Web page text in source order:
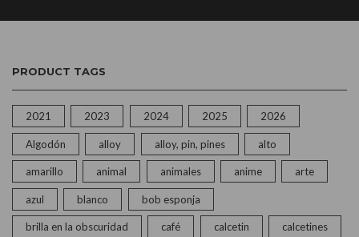
PRODUCT TAGS
2021 2023 2024 2025 2026
Algodón alloy alloy, pin, pines alto
amarillo animal animales anime arte
azul blanco bob esponja
brilla en la obscuridad café calcetin calcetines